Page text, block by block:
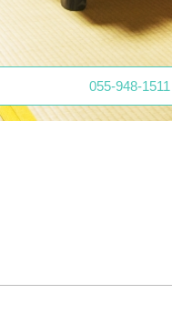
055-948-1511